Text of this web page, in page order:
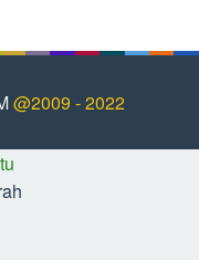
@2009 - 2022